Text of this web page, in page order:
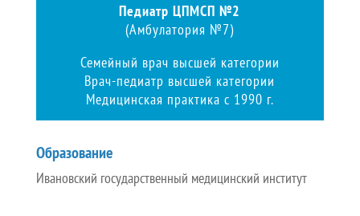
Педиатр ЦПМСП №2
(Амбулатория №7)
Семейный врач высшей категории
Врач-педиатр высшей категории
Медицинская практика с 1990 г.
Образование
Ивановский государственный медицинский институт